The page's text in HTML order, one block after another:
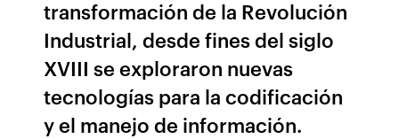
transformación de la Revolución
Industrial, desde fines del siglo
XVIII se exploraron nuevas
tecnologías para la codificación
y el manejo de información.